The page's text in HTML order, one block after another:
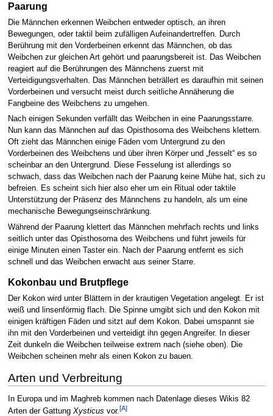
Paarung
Die Männchen erkennen Weibchen entweder optisch, an ihren
Bewegungen, oder taktil beim zufälligen Aufeinandertreffen. Durch
Berührung mit den Vorderbeinen erkennt das Männchen, ob das
Weibchen zur gleichen Art gehört und paarungsbereit ist. Das Weibchen
reagiert auf die Berührungen des Männchens zuerst mit
Verteidigungsverhalten. Das Männchen beträllert es daraufhin mit seinen
Vorderbeinen und versucht meist durch seitliche Annäherung die
Fangbeine des Weibchens zu umgehen.
Nach einigen Sekunden verfällt das Weibchen in eine Paarungsstarre.
Nun kann das Männchen auf das Opisthosoma des Weibchens klettern.
Oft zieht das Männchen einige Fäden vom Untergrund zu den
Vorderbeinen des Weibchens und über ihren Körper und „fesselt“ es so
scheinbar an den Untergrund. Diese Fesselung ist allerdings so
schwach, dass das Weibchen nach der Paarung keine Mühe hat, sich zu
befreien. Es scheint sich hier also eher um ein Ritual oder taktile
Unterstützung der Präsenz des Männchens zu handeln, als um eine
mechanische Bewegungseinschränkung.
Während der Paarung klettert das Männchen mehrfach rechts und links
seitlich unter das Opisthosoma des Weibchens und führt jeweils für
einige Minuten einen Taster ein. Nach der Paarung entfernt es sich
schnell und das Weibchen erwacht aus seiner Starre.
Kokonbau und Brutpflege
Der Kokon wird unter Blättern in der krautigen Vegetation angelegt. Er ist
weiß und linsenförmig flach. Die Spinne umgibt sich und den Kokon mit
einigen kräftigen Fäden und sitzt auf dem Kokon. Dabei umspannt sie
ihn mit den Vorderbeinen und verteidigt ihn gegen Angreifer. In dieser
Zeit dunkeln die Weibchen teilweise extrem nach (siehe oben). Die
Weibchen scheinen mehr als einen Kokon zu bauen.
Arten und Verbreitung
In Europa und im Maghreb kommen nach Datenlage dieses Wikis 82
Arten der Gattung Xysticus vor.[A]